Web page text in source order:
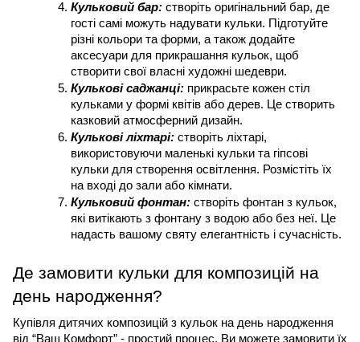
Кульковий бар: створіть оригінальний бар, де
гості самі можуть надувати кульки. Підготуйте
різні кольори та форми, а також додайте
аксесуари для прикрашання кульок, щоб
створити свої власні художні шедеври.
Кулькові саджанці: прикрасьте кожен стіл
кульками у формі квітів або дерев. Це створить
казковий атмосферний дизайн.
Кулькові ліхтарі: створіть ліхтарі,
використовуючи маленькі кульки та гіпсові
кульки для створення освітлення. Розмістіть їх
на вході до зали або кімнати.
Кульковий фонтан: створіть фонтан з кульок,
які витікають з фонтану з водою або без неї. Це
надасть вашому святу елегантність і сучасність.
Де замовити кульки для композицій на
день народження?
Купівля дитячих композицій з кульок на день народження
від “Ваш Комфорт” - простий процес. Ви можете замовити їх